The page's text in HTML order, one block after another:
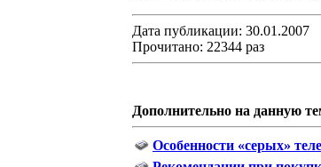
Дата публикации: 30.01.2007
Прочитано: 22344 раз
Дополнительно на данную
Особенности «серых»